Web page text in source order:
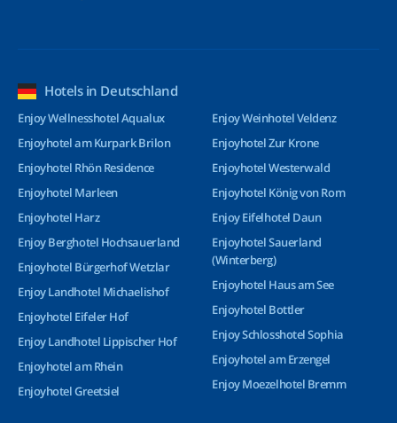
Hotels in Deutschland
Enjoy Wellnesshotel Aqualux
Enjoyhotel am Kurpark Brilon
Enjoyhotel Rhön Residence
Enjoyhotel Marleen
Enjoyhotel Harz
Enjoy Berghotel Hochsauerland
Enjoyhotel Bürgerhof Wetzlar
Enjoy Landhotel Michaelishof
Enjoyhotel Eifeler Hof
Enjoy Landhotel Lippischer Hof
Enjoyhotel am Rhein
Enjoyhotel Greetsiel
Enjoy Weinhotel Veldenz
Enjoyhotel Zur Krone
Enjoyhotel Westerwald
Enjoyhotel König von Rom
Enjoy Eifelhotel Daun
Enjoyhotel Sauerland
(Winterberg)
Enjoyhotel Haus am See
Enjoyhotel Bottler
Enjoy Schlosshotel Sophia
Enjoyhotel am Erzengel
Enjoy Moezelhotel Bremm